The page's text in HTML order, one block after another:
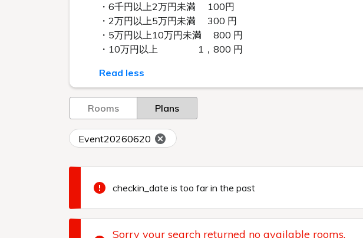
・6千円以上2万円未満 100円
・2万円以上5万円未満 300 円
・5万円以上10万円未満 800 円
・10万円以上 1，800 円
Read less
Rooms Plans
Event20260620
checkin_date is too far in the past
Sorry your search returned no available rooms.